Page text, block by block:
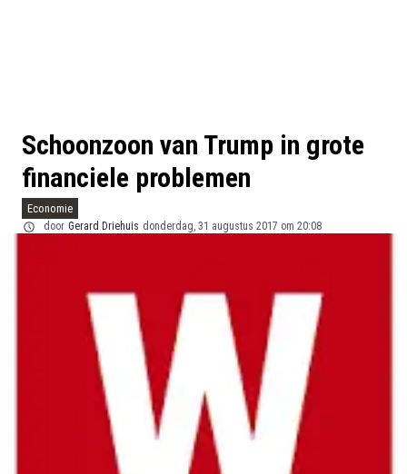
Schoonzoon van Trump in grote
financiele problemen
Economie
door Gerard Driehuis donderdag, 31 augustus 2017 om 20:08